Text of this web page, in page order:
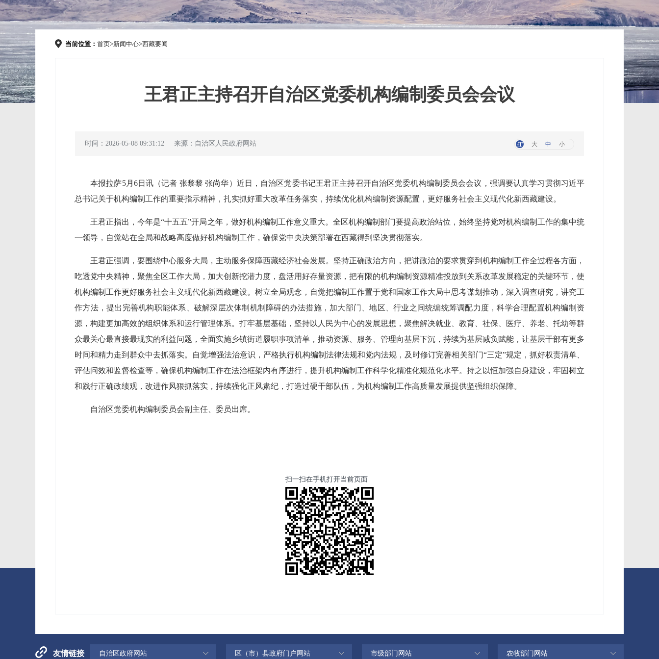
当前位置： 首页>新闻中心>西藏要闻
王君正主持召开自治区党委机构编制委员会会议
时间：2026-05-08 09:31:12 来源：自治区人民政府网站 大 中 小
本报拉萨5月6日讯（记者 张黎黎 张尚华）近日，自治区党委书记王君正主持召开自治区党委机构编制委员会会议，强调要认真学习贯彻习近平
总书记关于机构编制工作的重要指示精神，扎实抓好重大改革任务落实，持续优化机构编制资源配置，更好服务社会主义现代化新西藏建设。
王君正指出，今年是“十五五”开局之年，做好机构编制工作意义重大。全区机构编制部门要提高政治站位，始终坚持党对机构编制工作的集中统
一领导，自觉站在全局和战略高度做好机构编制工作，确保党中央决策部署在西藏得到坚决贯彻落实。
王君正强调，要围绕中心服务大局，主动服务保障西藏经济社会发展。坚持正确政治方向，把讲政治的要求贯穿到机构编制工作全过程各方面，
吃透党中央精神，聚焦全区工作大局，加大创新挖潜力度，盘活用好存量资源，把有限的机构编制资源精准投放到关系改革发展稳定的关键环节，使
机构编制工作更好服务社会主义现代化新西藏建设。树立全局观念，自觉把编制工作置于党和国家工作大局中思考谋划推动，深入调查研究，讲究工
作方法，提出完善机构职能体系、破解深层次体制机制障碍的办法措施，加大部门、地区、行业之间统编统筹调配力度，科学合理配置机构编制资
源，构建更加高效的组织体系和运行管理体系。打牢基层基础，坚持以人民为中心的发展思想，聚焦解决就业、教育、社保、医疗、养老、托幼等群
众最关心最直接最现实的利益问题，全面实施乡镇街道履职事项清单，推动资源、服务、管理向基层下沉，持续为基层减负赋能，让基层干部有更多
时间和精力走到群众中去抓落实。自觉增强法治意识，严格执行机构编制法律法规和党内法规，及时修订完善相关部门“三定”规定，抓好权责清单、
评估问效和监督检查等，确保机构编制工作在法治框架内有序进行，提升机构编制工作科学化精准化规范化水平。持之以恒加强自身建设，牢固树立
和践行正确政绩观，改进作风狠抓落实，持续强化正风肃纪，打造过硬干部队伍，为机构编制工作高质量发展提供坚强组织保障。
自治区党委机构编制委员会副主任、委员出席。
扫一扫在手机打开当前页面
友情链接 自治区政府网站 区（市）县政府门户网站 市级部门网站 农牧部门网站